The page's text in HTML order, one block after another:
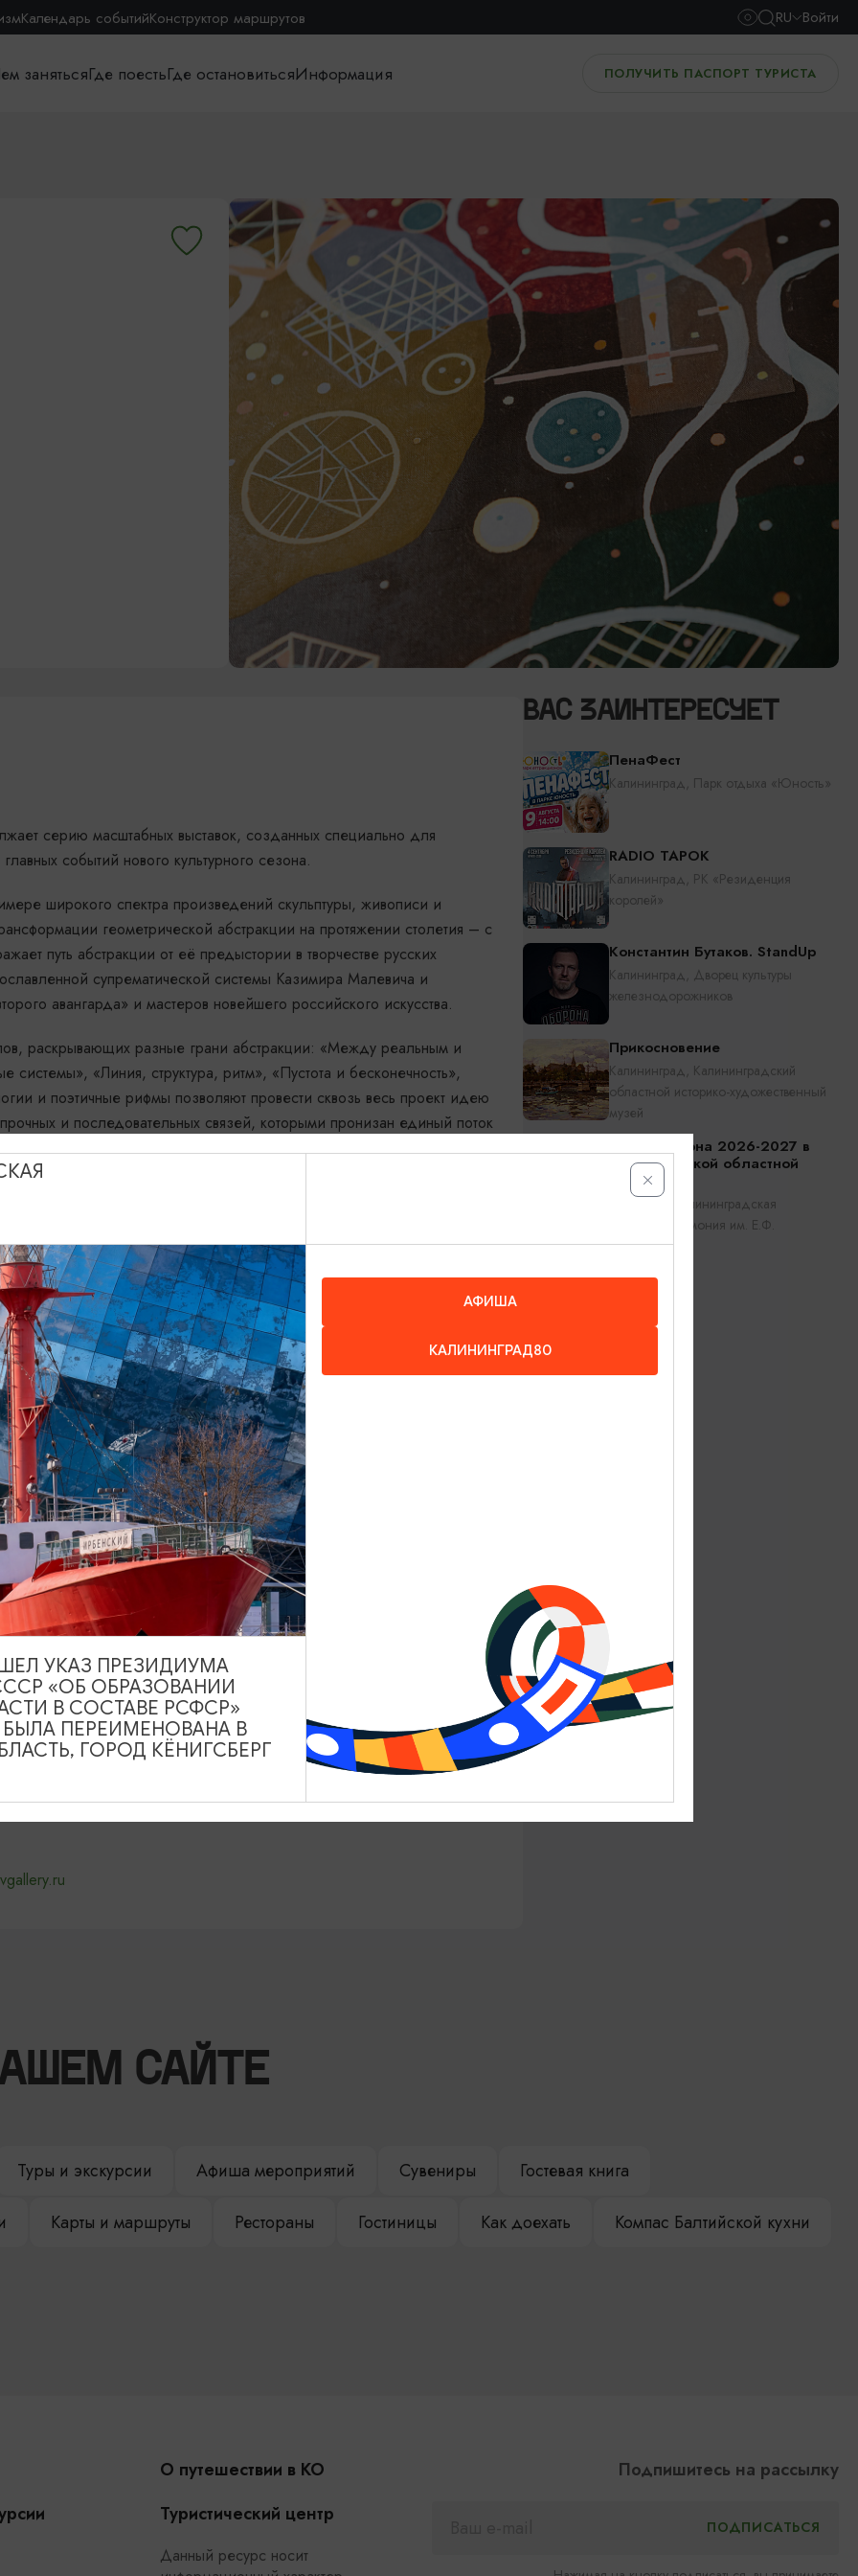
Календарь событийКонструктор маршрутов RU Войти
занятьсяГде поестьГде остановитьсяИнформация ПОЛУЧИТЬ ПАСПОРТ ТУРИСТА
серию масштабных выставок, созданных специально для
событий нового культурного сезона.
широкого спектра произведений скульптуры, живописи и
геометрической абстракции на протяжении столетия – с
путь абстракции от её предыстории в творчестве русских
супрематической системы Казимира Малевича и
авангарда» и мастеров новейшего российского искусства.
раскрывающих разные грани абстракции: «Между реальным и
системы», «Линия, структура, ритм», «Пустота и бесконечность»,
и поэтичные рифмы позволяют провести сквозь весь проект идею
и последовательных связей, которыми пронизан единый поток
разных эпох. Будут представлены работы таких известных
Фальк, Константин Рождественский, Любовь Попова, Надежда
Игорь Шелковский, Вячеслав Колейчук, Франциско
и многих других художников, в том числе молодых авторов.
I категории Государственной Третьяковской галереи,
течений Государственной Третьяковской галереи.
1935. ГТГ.
Калининграде, Парадная набережная, здание 3, Калининград
ВАС ЗАИНТЕРЕСУЕТ
ПенаФест
Калининград, Парк отдыха «Юность»
RADIO TAPOK
Калининград, РК «Резиденция
королей»
Константин Бутаков. StandUp
Калининград, Дворец культуры
железнодорожников
Прикосновение
Калининград, Калининградский
областной историко-художественный
музей
Открытие сезона 2026-2027 в
Калининградской областной
филармонии
Калининград, Калининградская
областная филармония им. Е.Ф.
Светланова
САЙТЕ
Туры и экскурсии Афиша мероприятий Сувениры Гостевая книга
Карты и маршруты Рестораны Гостиницы Как доехать Компас Балтийской кухни
О путешествии в КО
Туристический центр
Данный ресурс носит
Подпишитесь на рассылку
АФИША
КАЛИНИНГРАД80
УКАЗ ПРЕЗИДИУМА
«ОБ ОБРАЗОВАНИИ
В СОСТАВЕ РСФСР»
ПЕРЕИМЕНОВАНА В
ГОРОД КЁНИГСБЕРГ